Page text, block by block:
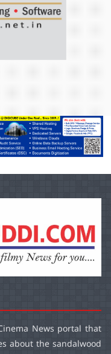
News portal that
about the sandalwood